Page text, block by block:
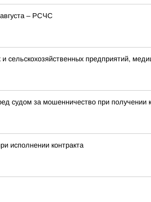
– РСЧС
предприятий,
судом за мошенничество при получении
исполнении контракта